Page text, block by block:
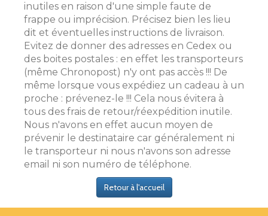
inutiles en raison d'une simple faute de
frappe ou imprécision. Précisez bien les lieu
dit et éventuelles instructions de livraison.
Evitez de donner des adresses en Cedex ou
des boites postales : en effet les transporteurs
(même Chronopost) n'y ont pas accès !!! De
même lorsque vous expédiez un cadeau à un
proche : prévenez-le !!! Cela nous évitera à
tous des frais de retour/réexpédition inutile.
Nous n'avons en effet aucun moyen de
prévenir le destinataire car généralement ni
le transporteur ni nous n'avons son adresse
email ni son numéro de téléphone.
Retour à l'accueil